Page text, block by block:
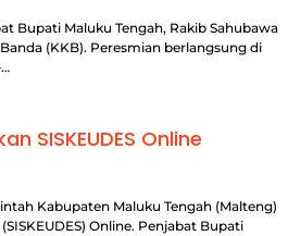
Bupati Maluku Tengah, Rakib Sahubawa
(KKB). Peresmian berlangsung di
SISKEUDES Online
Kabupaten Maluku Tengah (Malteng)
Online. Penjabat Bupati